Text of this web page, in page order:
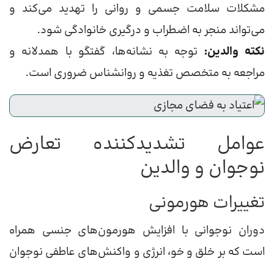
مشکلات سلامت جسمی و روانی را تهدید می‌کند و
می‌تواند منجر به اضطراب و درگیری خانوادگی شود.
نکته والدین: توجه به نشانه‌ها، گفتگو با همدلانه و
مراجعه به متخصص تغذیه و روانشناس ضروری است.
عوامل تشدیدکننده تعارض
نوجوان و والدین
تغییرات هورمونی
دوران نوجوانی با افزایش هورمون‌های جنسی همراه
است که بر خلق و خو، انرژی و واکنش‌های عاطفی نوجوان